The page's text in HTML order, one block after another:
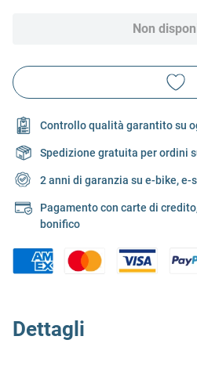
Non
Controllo qualità garantito su
Spedizione gratuita per ordini
2 anni di garanzia su e-bike,
Pagamento con carte di
bonifico
Dettagli